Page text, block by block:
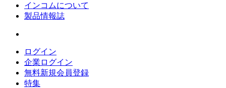
インコムについて
製品情報誌
ログイン
企業ログイン
無料新規会員登録
特集